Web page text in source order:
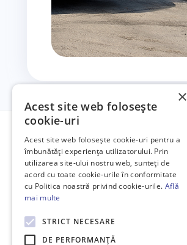
Platformă de anunțuri auto și licitații
auto online.
×
Acest site web folosește
cookie-uri
Acest site web folosește cookie-uri pentru a
îmbunătăți experiența utilizatorului. Prin
utilizarea site-ului nostru web, sunteți de
acord cu toate cookie-urile în conformitate
cu Politica noastră privind cookie-urile. Află
mai multe
STRICT NECESARE
DE PERFORMANȚĂ